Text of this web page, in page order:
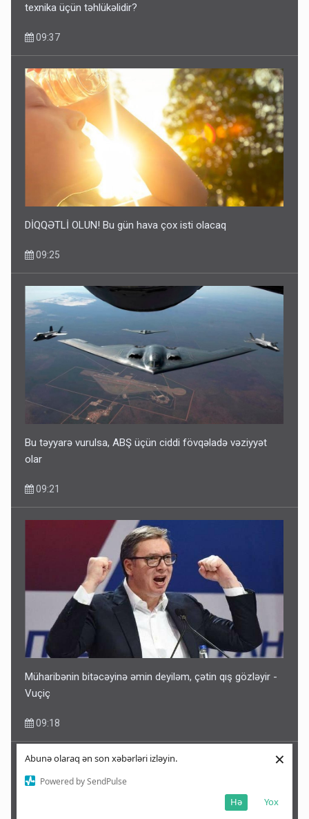
Abunə olaraq ən son xəbərləri izləyin.
Powered by SendPulse
Yox
Hə
×
texnika üçün təhlükəlidir?
09:37
DİQQƏTLİ OLUN! Bu gün hava çox isti olacaq
09:25
Bu təyyarə vurulsa, ABŞ üçün ciddi fövqəladə vəziyyət
olar
09:21
Müharibənin bitəcəyinə əmin deyiləm, çətin qış gözləyir -
Vuçiç
09:18